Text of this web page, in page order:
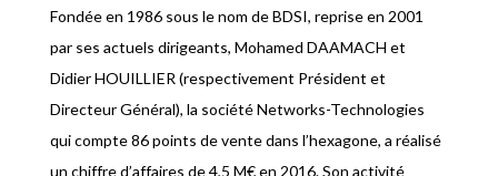
Fondée en 1986 sous le nom de BDSI, reprise en 2001
par ses actuels dirigeants, Mohamed DAAMACH et
Didier HOUILLIER (respectivement Président et
Directeur Général), la société Networks-Technologies
qui compte 86 points de vente dans l’hexagone, a réalisé
un chiffre d’affaires de 4,5 M€ en 2016. Son activité